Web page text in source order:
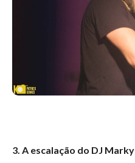
3. A escalação do DJ Marky